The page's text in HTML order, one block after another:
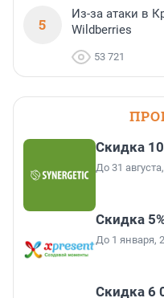
5
Из-за атаки в
Wildberries
53 721
Скидка
До 31
Скидка
До 1 января,
Скидка 6